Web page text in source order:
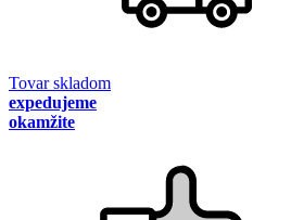
Tovar skladom
expedujeme
okamžite